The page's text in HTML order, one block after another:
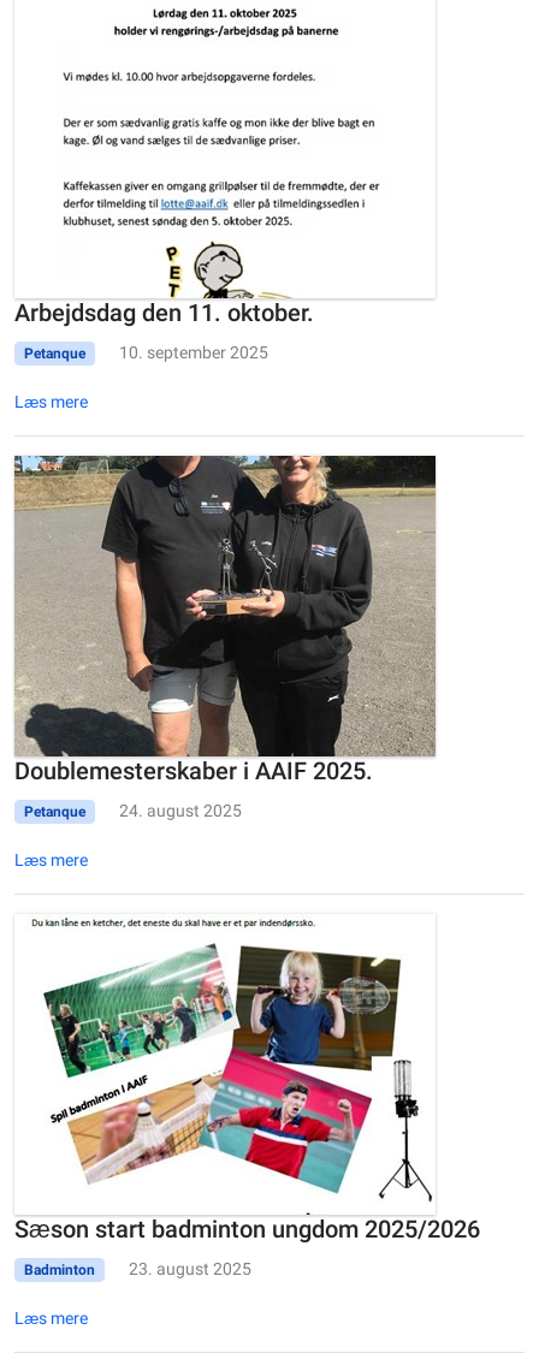
Arbejdsdag den 11. oktober.
Petanque 10. september 2025
Læs mere
Doublemesterskaber i AAIF 2025.
Petanque 24. august 2025
Læs mere
Sæson start badminton ungdom 2025/2026
Badminton 23. august 2025
Læs mere